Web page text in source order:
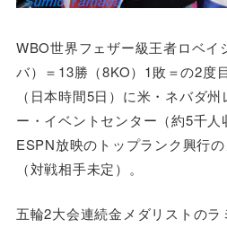
WBO世界フェザー級王者ロベイ
バ）＝13勝（8KO）1敗＝の2度
（日本時間5日）に米・ネバダ
ー・イベントセンター（約5千人
ESPN放映のトップランク興行
（対戦相手未定）。
五輪2大会連続金メダリストの